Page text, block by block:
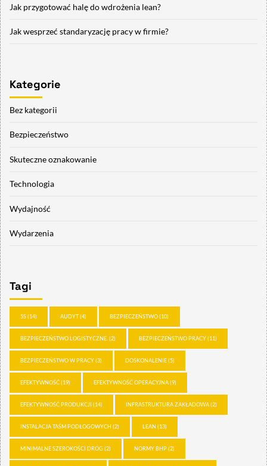
Jak przygotować halę do wdrożenia lean?
Jak wesprzeć standaryzację pracy w firmie?
Kategorie
Bez kategorii
Bezpieczeństwo
Skuteczne oznakowanie
Technologia
Wydajność
Wydarzenia
Tagi
5S(14) AUDYT(4) BEZPIECZEŃSTWO(10)
BEZPIECZEŃSTWO LOGISTYCZNE. (2) BEZPIECZEŃSTWO PRACY(11)
BEZPIECZEŃSTWO W PRACY(3) DOSKONALENIE(5)
EFEKTYWNOŚĆ(19) EFEKTYWNOŚĆ OPERACYJNA(9)
EFEKTYWNOŚĆ PRODUKCJI (14) INFRASTRUKTURA ZAKŁADOWA(2)
INSTALACJA TAŚM PODŁOGOWYCH (2) LEAN (13)
MINIMALNE SZEROKOŚCI DRÓG (2) NORMY BHP(2)